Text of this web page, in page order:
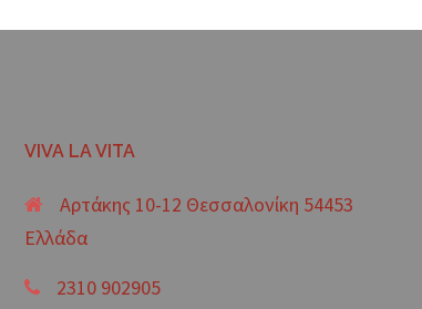
VIVA LA VITA
Αρτάκης 10-12 Θεσσαλονίκη 54453
Ελλάδα
2310 902905